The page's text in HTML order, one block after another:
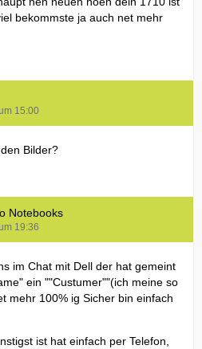
bekommste ja auch net mehr
15:00
Bilder?
Notebooks
19:36
im Chat mit Dell der hat gemeint
ein ""Custumer""(ich meine so
mehr 100% ig Sicher bin einfach
ist hat einfach per Telefon,